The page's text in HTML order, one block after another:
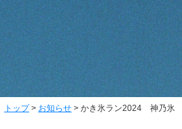
トップ> お知らせ > かき氷ラン2024 神乃氷